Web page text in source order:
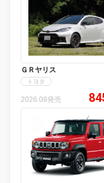
ＧＲヤリス
トヨタ
2026.08発売